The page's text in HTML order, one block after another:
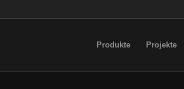
Produkte Projekte